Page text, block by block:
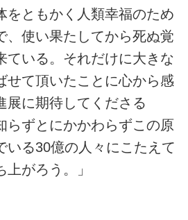
ともかく人類幸福のため
、使い果たしてから死ぬ覚
ている。それだけに大きな
せて頂いたことに心から感
展に期待してくださる
らずとにかかわらずこの原
いる30億の人々にこたえて
がろう。」